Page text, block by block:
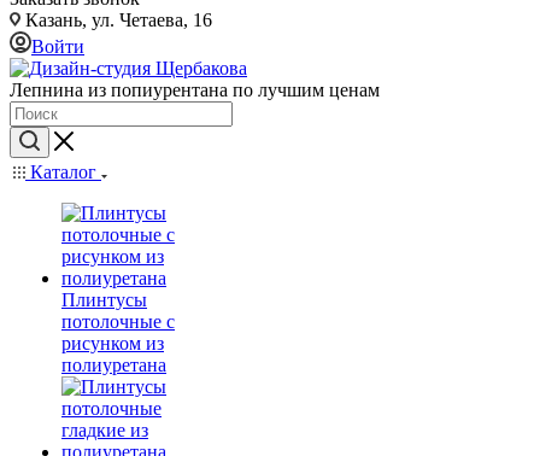
Казань, ул. Четаева, 16
Войти
Лепнина из попиурентана по лучшим ценам
Каталог
Плинтусы
потолочные с
рисунком из
полиуретана